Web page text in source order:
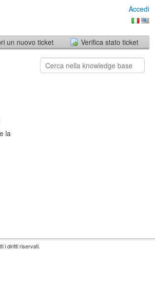
Accedi
un nuovo ticket Verifica stato ticket
la
i diritti riservati.